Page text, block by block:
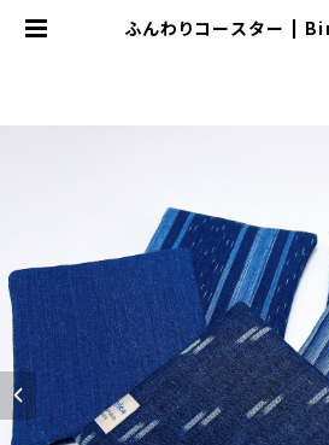
ふんわりコースター |